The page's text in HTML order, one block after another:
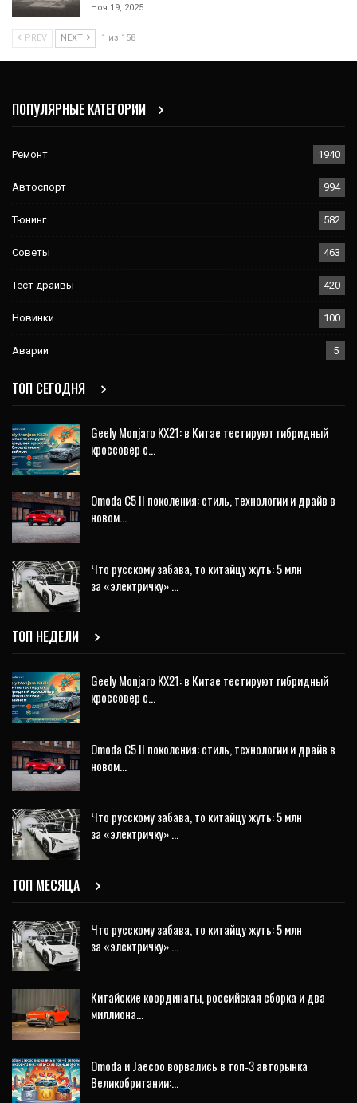
Ноя 19, 2025
PREV NEXT 1 из 158
ПОПУЛЯРНЫЕ КАТЕГОРИИ
Ремонт 1940
Автоспорт 994
Тюнинг 582
Советы 463
Тест драйвы 420
Новинки 100
Аварии 5
ТОП СЕГОДНЯ
Geely Monjaro KX21: в Китае тестируют гибридный
кроссовер с…
Omoda C5 II поколения: стиль, технологии и драйв в
новом…
Что русскому забава, то китайцу жуть: 5 млн
за «электричку» …
ТОП НЕДЕЛИ
Geely Monjaro KX21: в Китае тестируют гибридный
кроссовер с…
Omoda C5 II поколения: стиль, технологии и драйв в
новом…
Что русскому забава, то китайцу жуть: 5 млн
за «электричку» …
ТОП МЕСЯЦА
Что русскому забава, то китайцу жуть: 5 млн
за «электричку» …
Китайские координаты, российская сборка и два
миллиона…
Omoda и Jaecoo ворвались в топ‑3 авторынка
Великобритании:…